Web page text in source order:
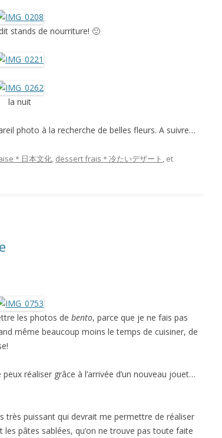
stands de nourriture! 🙂
la nuit
photo à la recherche de belles fleurs. A suivre…
＊日本文化, dessert frais＊冷たいデザート , et
les photos de bento, parce que je ne fais pas
même beaucoup moins le temps de cuisiner, de
réaliser grâce à l’arrivée d’un nouveau jouet…
très puissant qui devrait me permettre de réaliser
les pâtes sablées, qu’on ne trouve pas toute faite